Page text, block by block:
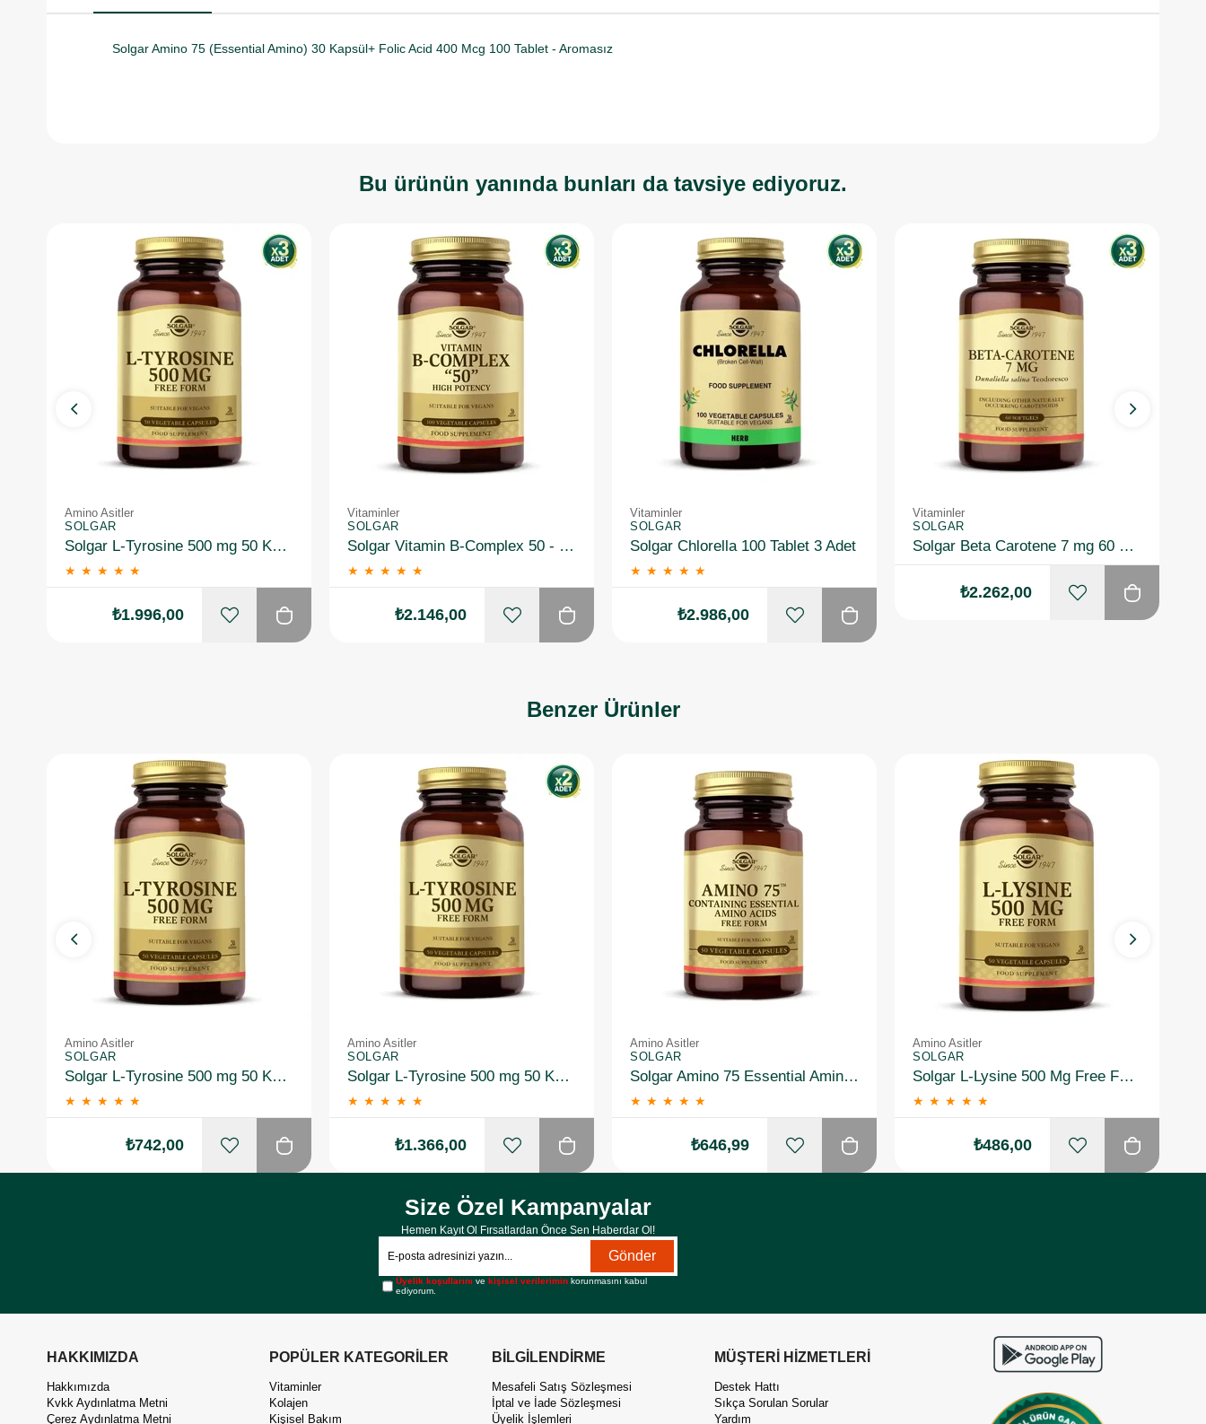
Solgar Amino 75 (Essential Amino) 30 Kapsül+ Folic Acid 400 Mcg 100 Tablet - Aromasız
Bu ürünün yanında bunları da tavsiye ediyoruz.
Amino Asitler
SOLGAR
Solgar L-Tyrosine 500 mg 50 Kapsül 3 Adet
★ ★ ★ ★ ★
₺1.996,00
Vitaminler
SOLGAR
Solgar Vitamin B-Complex 50 - 100 Bitkisel Kapsül 3 Adet
★ ★ ★ ★ ★
₺2.146,00
Vitaminler
SOLGAR
Solgar Chlorella 100 Tablet 3 Adet
★ ★ ★ ★ ★
₺2.986,00
Vitaminler
SOLGAR
Solgar Beta Carotene 7 mg 60 Kapsül 3 Adet
₺2.262,00
Benzer Ürünler
Amino Asitler
SOLGAR
Solgar L-Tyrosine 500 mg 50 Kapsül
★ ★ ★ ★ ★
₺742,00
Amino Asitler
SOLGAR
Solgar L-Tyrosine 500 mg 50 Kapsül 2 Adet
★ ★ ★ ★ ★
₺1.366,00
Amino Asitler
SOLGAR
Solgar Amino 75 Essential Amino 30 Kapsül
★ ★ ★ ★ ★
₺646,99
Amino Asitler
SOLGAR
Solgar L-Lysine 500 Mg Free Form 50 Kapsül
★ ★ ★ ★ ★
₺486,00
Size Özel Kampanyalar
Hemen Kayıt Ol Fırsatlardan Önce Sen Haberdar Ol!
Gönder
Üyelik koşullarını vekişisel verilerimin korunmasını kabul
ediyorum.
HAKKIMIZDA
Hakkımızda
Kvkk Aydınlatma Metni
Çerez Aydınlatma Metni
POPÜLER KATEGORİLER
Vitaminler
Kolajen
Kişisel Bakım
BİLGİLENDİRME
Mesafeli Satış Sözleşmesi
İptal ve İade Sözleşmesi
Üyelik İşlemleri
MÜŞTERİ HİZMETLERİ
Destek Hattı
Sıkça Sorulan Sorular
Yardım